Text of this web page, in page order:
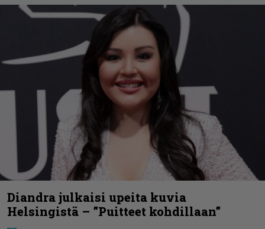
Diandra julkaisi upeita kuvia
Helsingistä – ”Puitteet kohdillaan”